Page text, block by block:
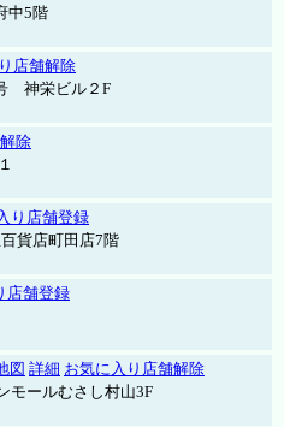
中5階
店舗解除
神栄ビル２F
除
り店舗登録
貨店町田店7階
店舗登録
図 詳細 お気に入り店舗解除
モールむさし村山3F